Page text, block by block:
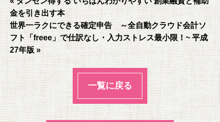
k
金を引き出す本
世界一ラクにできる確定申告 ～全自動クラウド会計ソ
フト「freee」で仕訳なし・入力ストレス最小限！~ 平成
27年版 »
一覧に戻る